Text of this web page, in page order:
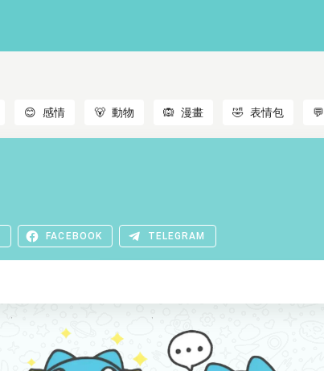
😊 感情 🐻 動物 🙉 漫畫 🤣 表情包 💬
FACEBOOK TELEGRAM